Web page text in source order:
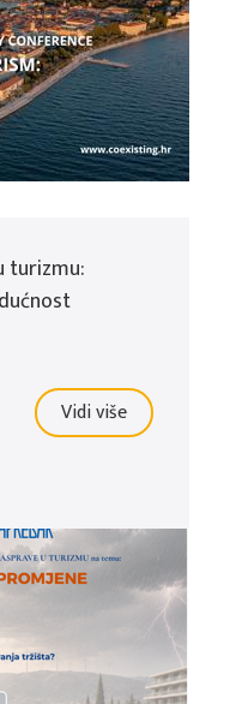
turizmu:
Vidi više